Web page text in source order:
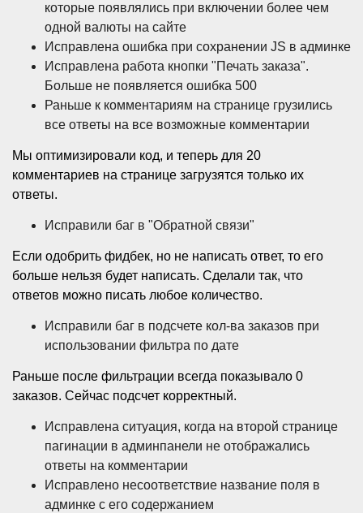
которые появлялись при включении более чем
одной валюты на сайте
Исправлена ошибка при сохранении JS в админке
Исправлена работа кнопки "Печать заказа".
Больше не появляется ошибка 500
Раньше к комментариям на странице грузились
все ответы на все возможные комментарии
Мы оптимизировали код, и теперь для 20
комментариев на странице загрузятся только их
ответы.
Исправили баг в "Обратной связи"
Если одобрить фидбек, но не написать ответ, то его
больше нельзя будет написать. Сделали так, что
ответов можно писать любое количество.
Исправили баг в подсчете кол-ва заказов при
использовании фильтра по дате
Раньше после фильтрации всегда показывало 0
заказов. Сейчас подсчет корректный.
Исправлена ситуация, когда на второй странице
пагинации в админпанели не отображались
ответы на комментарии
Исправлено несоответствие название поля в
админке с его содержанием